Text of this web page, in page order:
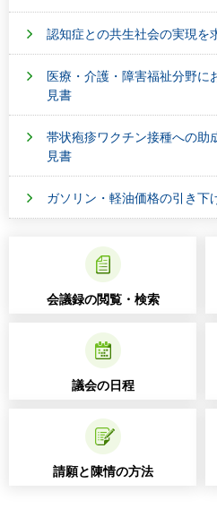
認知症との共生社会の実現を
医療・介護・障害福祉分野に
見書
帯状疱疹ワクチン接種への助
見書
ガソリン・軽油価格の引き下
会議録の閲覧・検索
議会の日程
請願と陳情の方法